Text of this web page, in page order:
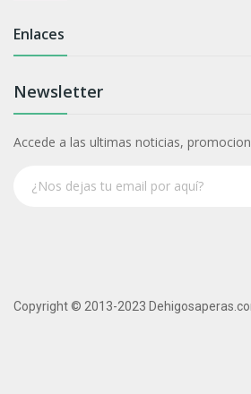
Enlaces
Newsletter
Accede a las ultimas noticias,
Copyright © 2013-2023